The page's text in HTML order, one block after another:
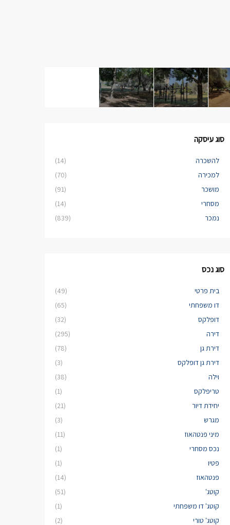
סוג עיסקה
להשכרה
(14)
למכירה
(70)
מושכר
(91)
מסחרי
(14)
נמכר
(839)
סוג נכס
בית פרטי
(49)
דו משפחתי
(65)
דופלקס
(32)
דירה
(295)
דירת גן
(78)
דירת גן דופלקס
(3)
וילה
(38)
טריפלקס
(1)
יחידת דיור
(21)
מגרש
(3)
מיני פנטהאוז
(11)
נכס מסחרי
(1)
פטיו
(1)
פנטהאוז
(14)
קוטג'
(51)
קוטג' דו משפחתי
(1)
קוטג' טורי
(2)